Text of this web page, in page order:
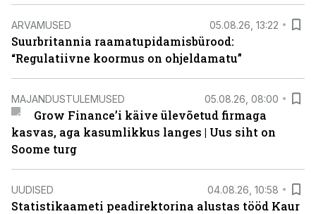
ARVAMUSED 05.08.26, 13:22
Suurbritannia raamatupidamisbürood:
“Regulatiivne koormus on ohjeldamatu”
MAJANDUSTULEMUSED 05.08.26, 08:00
Grow Finance’i käive ülevõetud firmaga
kasvas, aga kasumlikkus langes | Uus siht on
Soome turg
UUDISED 04.08.26, 10:58
Statistikaameti peadirektorina alustas tööd Kaur